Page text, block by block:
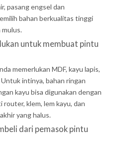
pasang engsel dan
bahan berkualitas tinggi
mulus.
untuk membuat pintu
memerlukan MDF, kayu lapis,
intinya, bahan ringan
kayu bisa digunakan dengan
router, klem, lem kayu, dan
yang halus.
dari pemasok pintu